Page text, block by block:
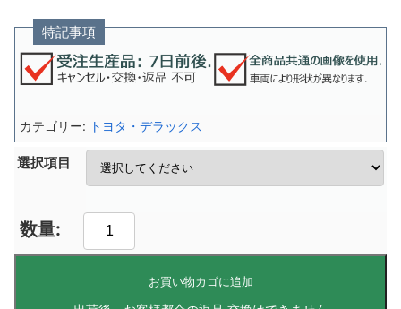
特記事項
選択項目
お買い物カゴに追加
カテゴリー: トヨタ・デラックス